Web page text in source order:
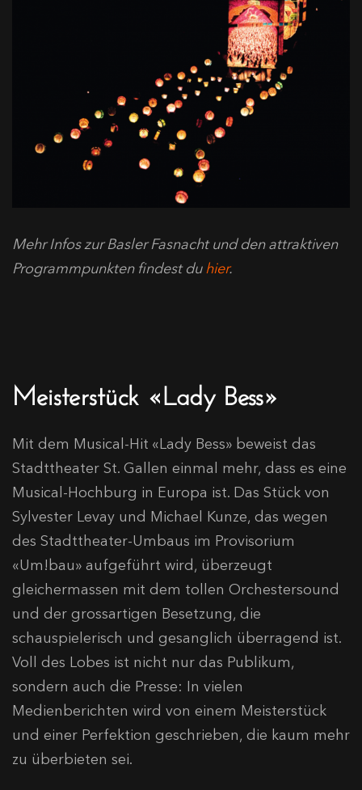
Mehr Infos zur Basler Fasnacht und den attraktiven
Programmpunkten findest duhier.
Meisterstück «Lady Bess»
Mit dem Musical-Hit «Lady Bess» beweist das
Stadttheater St. Gallen einmal mehr, dass es eine
Musical-Hochburg in Europa ist. Das Stück von
Sylvester Levay und Michael Kunze, das wegen
des Stadttheater-Umbaus im Provisorium
«Um!bau» aufgeführt wird, überzeugt
gleichermassen mit dem tollen Orchestersound
und der grossartigen Besetzung, die
schauspielerisch und gesanglich überragend ist.
Voll des Lobes ist nicht nur das Publikum,
sondern auch die Presse: In vielen
Medienberichten wird von einem Meisterstück
und einer Perfektion geschrieben, die kaum mehr
zu überbieten sei.